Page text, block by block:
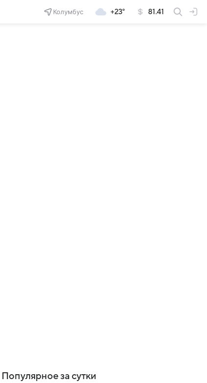
Колумбус +23° 81.41
Популярное за сутки